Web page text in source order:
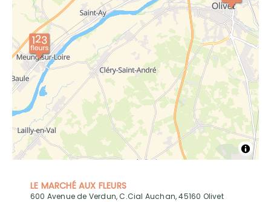
LE MARCHÉ AUX FLEURS
600 Avenue de Verdun, C.Cial Auchan, 45160 Olivet